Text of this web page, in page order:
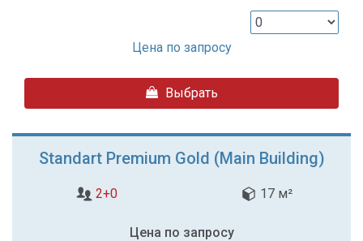
Цена по запросу
Выбрать
Standart Premium Gold (Main Building)
2+0 17 м²
Цена по запросу